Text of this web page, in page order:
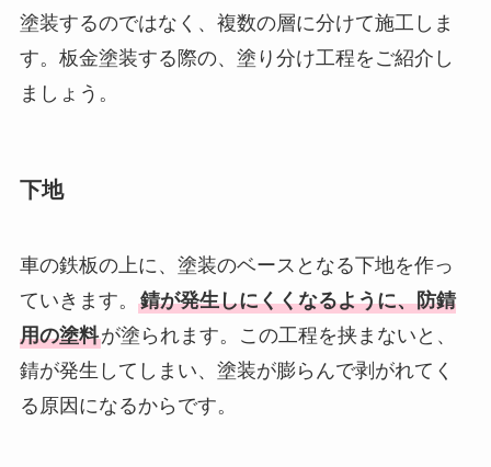
塗装するのではなく、複数の層に分けて施工しま
す。板金塗装する際の、塗り分け工程をご紹介し
ましょう。
下地
車の鉄板の上に、塗装のベースとなる下地を作っ
ていきます。 錆が発生しにくくなるように、防錆
用の塗料が塗られます。この工程を挟まないと、
錆が発生してしまい、塗装が膨らんで剥がれてく
る原因になるからです。